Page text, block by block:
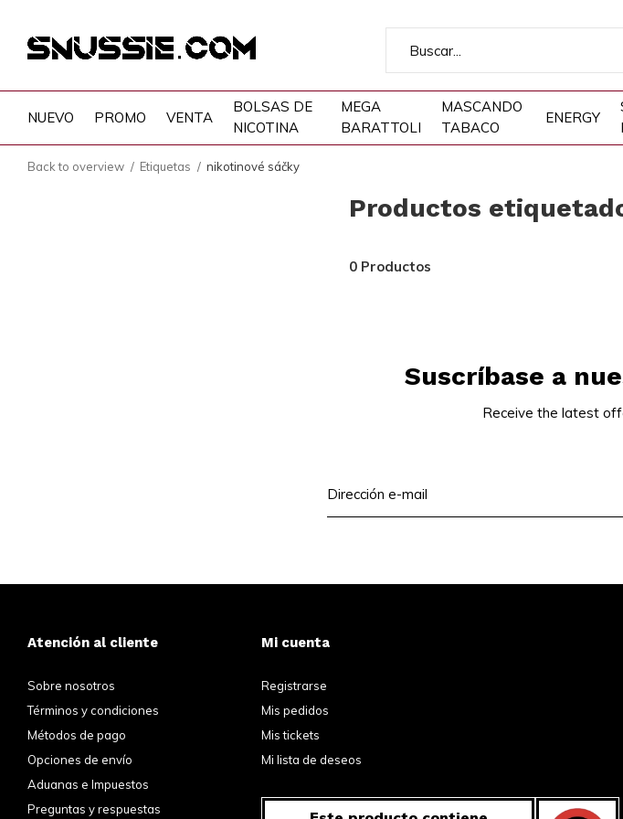
NUEVO PROMO VENTA
BOLSAS DE
NICOTINA
MEGA
BARATTOLI
MASCANDO
TABACO
ENERGY
Back to overview Etiquetas nikotinové sáčky
Productos
0 Productos
Suscríbase a
Receive the latest
Atención al cliente
Sobre nosotros
Términos y condiciones
Métodos de pago
Opciones de envío
Aduanas e Impuestos
Preguntas y respuestas
Mi cuenta
Registrarse
Mis pedidos
Mis tickets
Mi lista de deseos